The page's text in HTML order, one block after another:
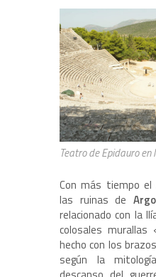
Teatro de Epidauro en
Con más tiempo el
las ruinas de
relacionado con la
colosales murallas
hecho con los
según la